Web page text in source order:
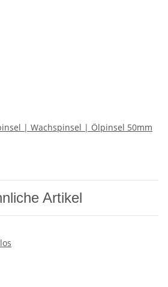
| Wachspinsel | Ölpinsel 50mm
Artikel